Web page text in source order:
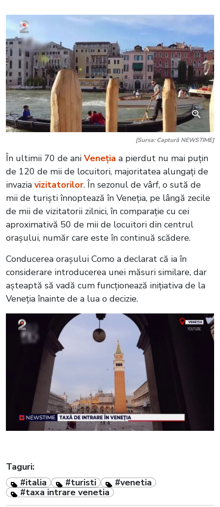
[Sursa: Captură NEWSTIME]
În ultimii 70 de ani Veneția a pierdut nu mai puțin
de 120 de mii de locuitori, majoritatea alungați de
invazia vizitatorilor. În sezonul de vârf, o sută de
mii de turiști înnoptează în Veneția, pe lângă zecile
de mii de vizitatorii zilnici, în comparație cu cei
aproximativă 50 de mii de locuitori din centrul
orașului, număr care este în continuă scădere.
Conducerea orașului Como a declarat că ia în
considerare introducerea unei măsuri similare, dar
așteaptă să vadă cum funcționează inițiativa de la
Veneția înainte de a lua o decizie.
Taguri:
#italia
#turisti
#venetia
#taxa intrare venetia